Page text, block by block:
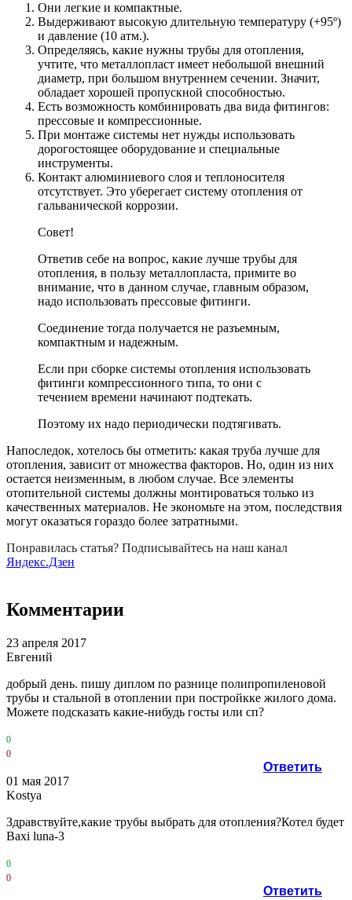
Они легкие и компактные.
Выдерживают высокую длительную температуру (+95º)
и давление (10 атм.).
Определяясь, какие нужны трубы для отопления,
учтите, что металлопласт имеет небольшой внешний
диаметр, при большом внутреннем сечении. Значит,
обладает хорошей пропускной способностью.
Есть возможность комбинировать два вида фитингов:
прессовые и компрессионные.
При монтаже системы нет нужды использовать
дорогостоящее оборудование и специальные
инструменты.
Контакт алюминиевого слоя и теплоносителя
отсутствует. Это уберегает систему отопления от
гальванической коррозии.
Совет!
Ответив себе на вопрос, какие лучше трубы для
отопления, в пользу металлопласта, примите во
внимание, что в данном случае, главным образом,
надо использовать прессовые фитинги.
Соединение тогда получается не разъемным,
компактным и надежным.
Если при сборке системы отопления использовать
фитинги компрессионного типа, то они с
течением времени начинают подтекать.
Поэтому их надо периодически подтягивать.
Напоследок, хотелось бы отметить: какая труба лучше для
отопления, зависит от множества факторов. Но, один из них
остается неизменным, в любом случае. Все элементы
отопительной системы должны монтироваться только из
качественных материалов. Не экономьте на этом, последствия
могут оказаться гораздо более затратными.
Понравилась статья? Подписывайтесь на наш канал
Яндекс.Дзен
Комментарии
23 апреля 2017
Евгений
добрый день. пишу диплом по разнице полипропиленовой
трубы и стальной в отоплении при постройкке жилого дома.
Можете подсказать какие-нибудь госты или сп?
0
0
Ответить
01 мая 2017
Kostya
Здравствуйте,какие трубы выбрать для отопления?Котел будет
Baxi luna-3
0
0
Ответить